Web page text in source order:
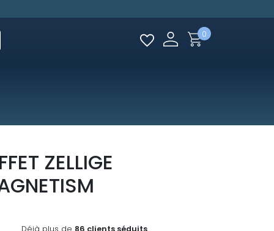
0
ZELLIGE
Déjà plus de 86 clients séduits